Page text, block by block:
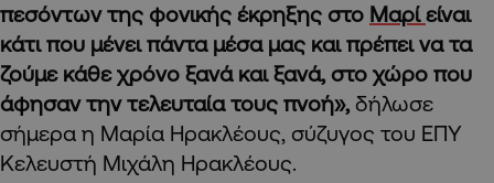
πεσόντων της φονικής έκρηξης στο Μαρίείναι
κάτι που μένει πάντα μέσα μας και πρέπει να τα
ζούμε κάθε χρόνο ξανά και ξανά, στο χώρο που
άφησαν την τελευταία τους πνοή», δήλωσε
σήμερα η Μαρία Ηρακλέους, σύζυγος του ΕΠΥ
Κελευστή Μιχάλη Ηρακλέους.